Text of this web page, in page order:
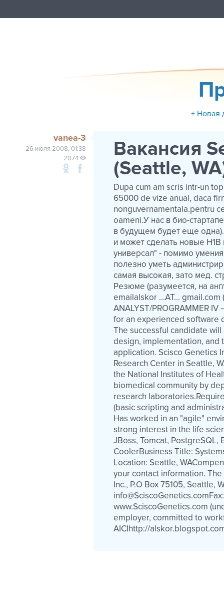
+ Новая
vanea-3
26 июля 2008, 01:38
2074
Вакансия
(Seattle,
Dupa cum am scris intr-un
65000 de vize anual, daca
nonguvernamentala.pentru
oameni.У нас в био-
в будущем будет еще
и может сделать новые H1B
универсал" - помимо
полезно уметь
самая высокая, зато мед.
Резюме (разумеется, на
emailalskor ...AT...
ANALYST/PROGRAMMER
for an experienced software
The successful candidate
design, implementation, and
application. Scisco Genetics
Research Center in Seattle,
the National Institutes of
biomedical community by
research
(basic scripting and
Has worked in an "agile"
strong interest in the life
JBoss, Tomcat, PostgreSQL,
CoolerBusiness Title:
Location: Seattle,
your contact information.
Inc., P.O Box 75105, Seattle,
www.SciscoGenetics.com
employer, committed to
AICIhttp://